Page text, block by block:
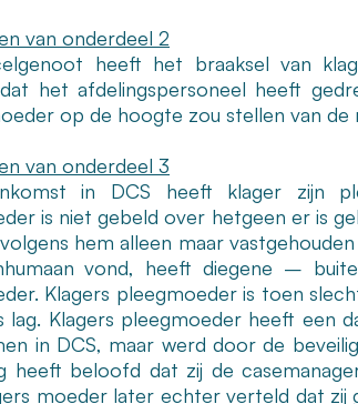
van onderdeel 2
heeft het braaksel van
het afdelingspersoneel heeft
op de hoogte zou stellen van de
van onderdeel 3
in DCS heeft klager zijn
is niet gebeld over hetgeen er is
hem alleen maar
vond, heeft diegene –
Klagers pleegmoeder is toen
lag. Klagers pleegmoeder heeft een
in DCS, maar werd door de
heeft beloofd dat zij de
moeder later echter verteld dat zij